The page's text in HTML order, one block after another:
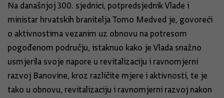
Na današnjoj 300. sjednici, potpredsjednik Vlade i
ministar hrvatskih branitelja Tomo Medved je, govoreći
o aktivnostima vezanim uz obnovu na potresom
pogođenom području, istaknuo kako je Vlada snažno
usmjerila svoje napore u revitalizaciju i ravnomjerni
razvoj Banovine, kroz različite mjere i aktivnosti, te je
tako u obnovu, revitalizaciju i ravnomjerni razvoj nakon